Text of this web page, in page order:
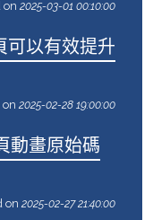
on 2025-03-01 00:10:00
以有效提升
on 2025-02-28 19:00:00
動畫原始碼
on 2025-02-27 21:40:00